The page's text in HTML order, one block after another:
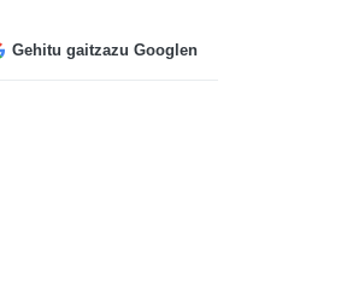
Gehitu gaitzazu Googlen